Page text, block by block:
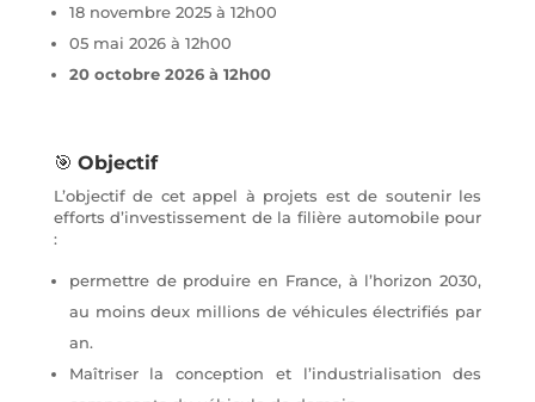
18 novembre 2025 à 12h00
05 mai 2026 à 12h00
20 octobre 2026 à 12h00
🎯 Objectif
L’objectif de cet appel à projets est de soutenir les
efforts d’investissement de la filière automobile pour
:
permettre de produire en France, à l’horizon 2030,
au moins deux millions de véhicules électrifiés par
an.
Maîtriser la conception et l’industrialisation des